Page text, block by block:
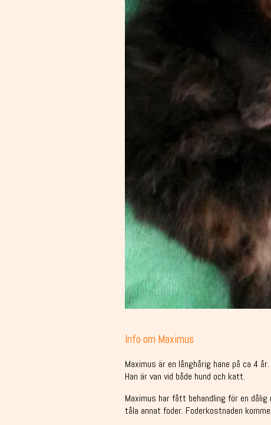
Info om Maximus
Maximus är en långhårig hane på ca 4 år.
Han är van vid både hund och katt.
Maximus har fått behandling för en
tåla annat foder. Foderkostnaden